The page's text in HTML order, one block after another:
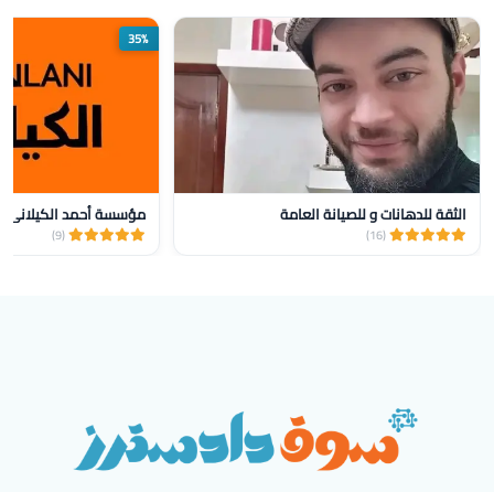
الثقة للدهانات و للصيانة العامة
(16)
35%
(9)